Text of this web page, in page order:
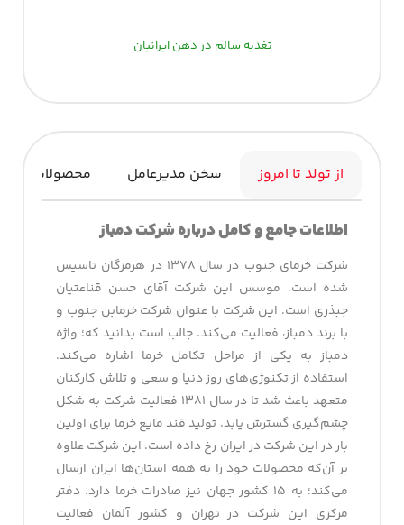
تغذیه سالم در ذهن ایرانیان
از تولد تا امروز سخن مدیرعامل محصولات
اطلاعاتجامعوکاملدربارهشرکت دمباز
شرکت خرمای جنوب در سال ۱۳۷۸ در هرمزگان تاسیس
شده است. موسس این شرکت آقای حسن قناعتیان
جبذری است. این شرکت با عنوان شرکت خرمابن جنوب و
با برند دمباز، فعالیت می‌کند. جالب است بدانید که؛ واژه
دمباز به یکی از مراحل تکامل خرما اشاره می‌کند.
استفاده از تکنوژی‌های روز دنیا و سعی و تلاش کارکنان
متعهد باعث شد تا در سال ۱۳۸۱ فعالیت شرکت به شکل
چشم‌گیری گسترش یابد. تولید قند مایع خرما برای اولین
بار در این شرکت در ایران رخ داده است. این شرکت علاوه
بر آن‌که محصولات خود را به همه استان‌ها ایران ارسال
می‌کند؛ به ۱۵ کشور جهان نیز صادرات خرما دارد. دفتر
مرکزی این شرکت در تهران و کشور آلمان فعالیت